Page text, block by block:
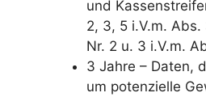
und
2, 3, 5 i.V.m. Abs.
Nr. 2 u. 3 i.V.m.
3 Jahre – Daten,
um potenzielle